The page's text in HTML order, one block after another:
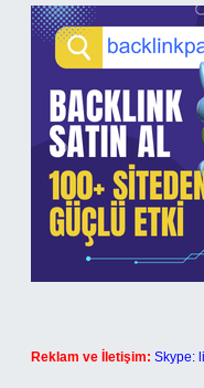
Reklam ve İletişim: Skype: